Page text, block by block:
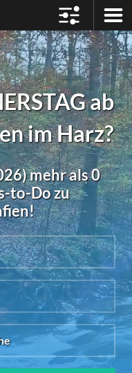
ab
im Harz?
mehr als 0
to-Do zu